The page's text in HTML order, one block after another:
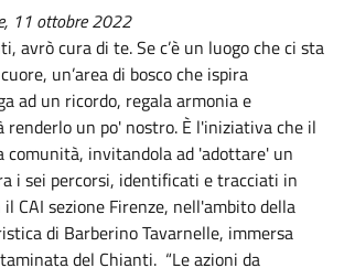
11 ottobre 2022
avrò cura di te. Se c’è un luogo che ci sta
un’area di bosco che ispira
ad un ricordo, regala armonia e
renderlo un po' nostro. È l'iniziativa che il
comunità, invitandola ad 'adottare' un
i sei percorsi, identificati e tracciati in
CAI sezione Firenze, nell'ambito della
di Barberino Tavarnelle, immersa
del Chianti. “Le azioni da